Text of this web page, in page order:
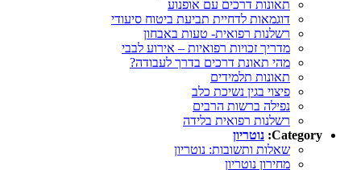
תאונות דרכים עם אופנוע
דוגמאות לדחיית תביעת ביטוח סיעודי
רשלנות רפואית- טעות באבחון
מדריך זכויות רפואיות – אירוע לבבי
מהי תאונת דרכים בדרך לעבודה?
תאונות תלמידים
פיצוי בגין נשיכת כלב
נפילה ברשות הרבים
רשלנות רפואית בלידה
Category: נוטריון
שאלות ותשובות: נוטריון
מחירון נוטריון